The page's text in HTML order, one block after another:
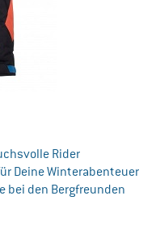
Rider
Deine Winterabenteuer
bei den Bergfreunden